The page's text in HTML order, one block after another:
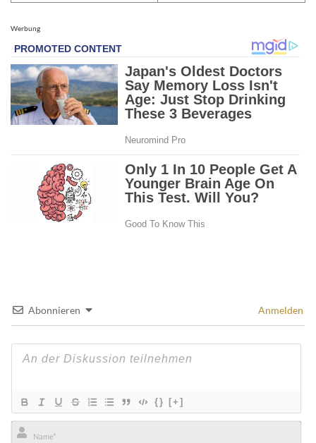
Werbung
Abonnieren Anmelden
{} [+]